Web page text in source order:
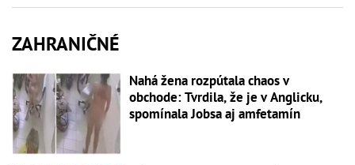
ZAHRANIČNÉ
Nahá žena rozpútala chaos v
obchode: Tvrdila, že je v Anglicku,
spomínala Jobsa aj amfetamín